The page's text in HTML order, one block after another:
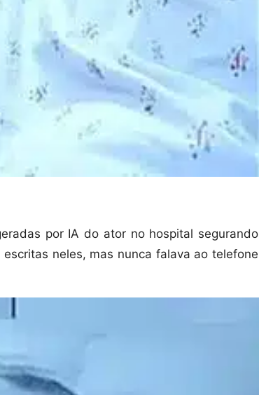
por IA do ator no hospital segurando
neles, mas nunca falava ao telefone